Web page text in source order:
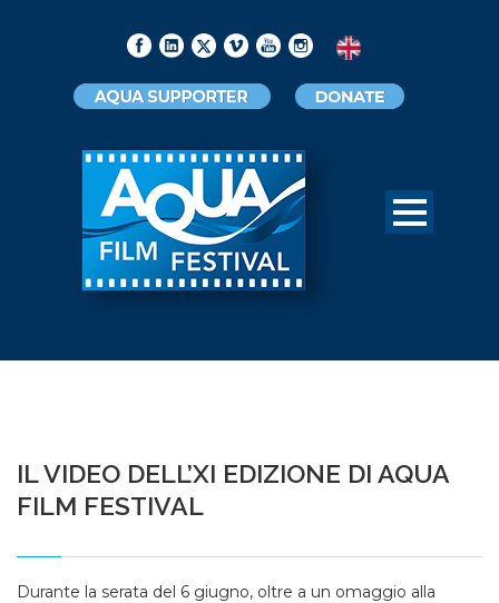
IL VIDEO DELL’XI EDIZIONE DI AQUA
FILM FESTIVAL
Durante la serata del 6 giugno, oltre a un omaggio alla